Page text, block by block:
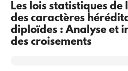
Les lois statistiques
des caractères
diploïdes : Analyse et
des croisements